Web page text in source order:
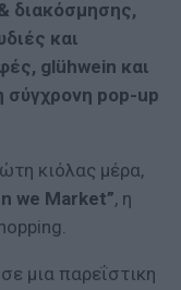
διακόσμησης,
και
, glühwein και
σύγχρονη pop-up
κιόλας μέρα,
we Market”, η
μια παρεΐστικη